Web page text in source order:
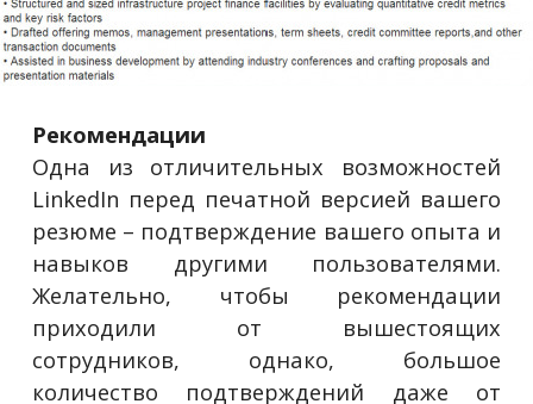
Рекомендации
Одна из отличительных возможностей
LinkedIn перед печатной версией вашего
резюме – подтверждение вашего опыта и
навыков другими пользователями.
Желательно, чтобы рекомендации
приходили от вышестоящих
сотрудников, однако, большое
количество подтверждений даже от